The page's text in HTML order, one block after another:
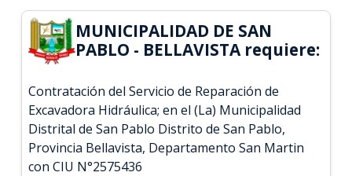
MUNICIPALIDAD DE SAN
PABLO - BELLAVISTA requiere:
Contratación del Servicio de Reparación de
Excavadora Hidráulica; en el (La) Municipalidad
Distrital de San Pablo Distrito de San Pablo,
Provincia Bellavista, Departamento San Martin
con CIU N°2575436